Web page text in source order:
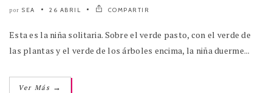
por SEA 26 ABRIL COMPARTIR
Esta es la niña solitaria. Sobre el verde pasto, con el verde de
las plantas y el verde de los árboles encima, la niña duerme...
Ver Más →